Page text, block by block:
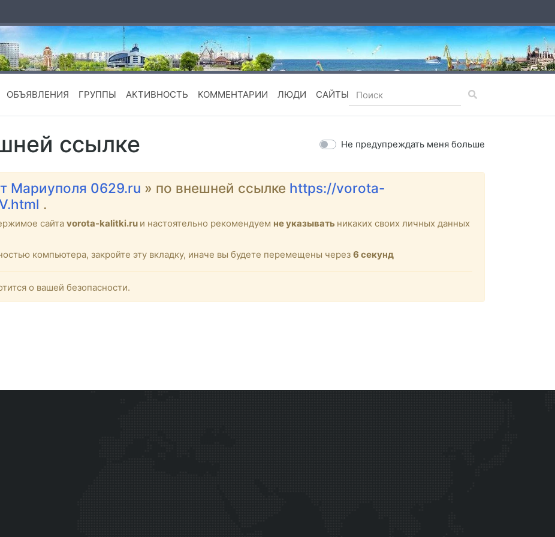
ОБЪЯВЛЕНИЯ ГРУППЫ АКТИВНОСТЬ КОММЕНТАРИИ ЛЮДИ САЙТЫ
ссылке Не предупреждать меня больше
Мариуполя 0629.ru » по внешней ссылке https://vorota-
.
сайта vorota-kalitki.ru и настоятельно рекомендуем не указывать никаких своих личных данных
компьютера, закройте эту вкладку, иначе вы будете перемещены через 6 секунд
о вашей безопасности.